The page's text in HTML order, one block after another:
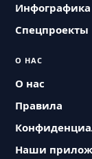
Инфографика
Спецпроекты
О НАС
О нас
Правила
Наши